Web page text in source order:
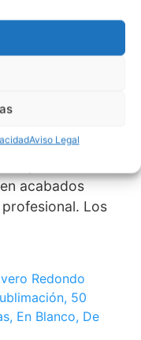
Aviso Legal
con
el diseño.
acabados
Los